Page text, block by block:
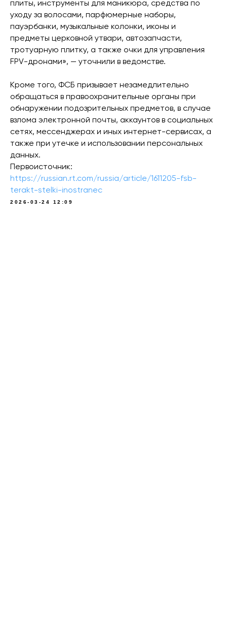
плиты, инструменты для маникюра, средства по
уходу за волосами, парфюмерные наборы,
пауэрбанки, музыкальные колонки, иконы и
предметы церковной утвари, автозапчасти,
тротуарную плитку, а также очки для управления
FPV-дронами», — уточнили в ведомстве.
Кроме того, ФСБ призывает незамедлительно
обращаться в правоохранительные органы при
обнаружении подозрительных предметов, в случае
взлома электронной почты, аккаунтов в социальных
сетях, мессенджерах и иных интернет-сервисах, а
также при утечке и использовании персональных
данных.
Первоисточник:
https://russian.rt.com/russia/article/1611205-fsb-
terakt-stelki-inostranec
2026-03-24 12:09